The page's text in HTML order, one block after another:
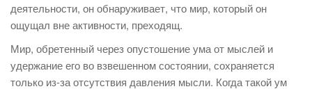
деятельности, он обнаруживает, что мир, который он
ощущал вне активности, преходящ.
Мир, обретенный через опустошение ума от мыслей и
удержание его во взвешенном состоянии, сохраняется
только из-за отсутствия давления мысли. Когда такой ум